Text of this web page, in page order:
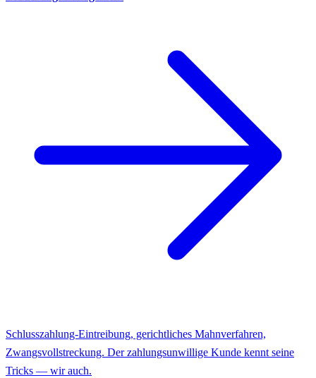
Schlusszahlung-Eintreibung, gerichtliches Mahnverfahren,
Zwangsvollstreckung. Der zahlungsunwillige Kunde kennt seine
Tricks — wir auch.